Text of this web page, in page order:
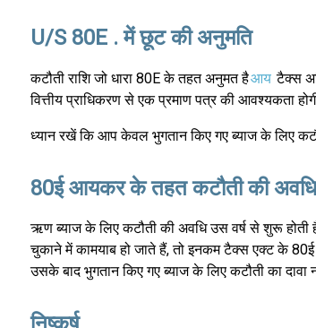
U/S 80E . में छूट की अनुमति
कटौती राशि जो धारा 80E के तहत अनुमत हैआय टैक्स
वित्तीय प्राधिकरण से एक प्रमाण पत्र की आवश्यकता
ध्यान रखें कि आप केवल भुगतान किए गए ब्याज के लिए
80ई आयकर के तहत कटौती की अवधि
ऋण ब्याज के लिए कटौती की अवधि उस वर्ष से शुरू
चुकाने में कामयाब हो जाते हैं, तो इनकम टैक्स एक्ट के
उसके बाद भुगतान किए गए ब्याज के लिए कटौती का दावा